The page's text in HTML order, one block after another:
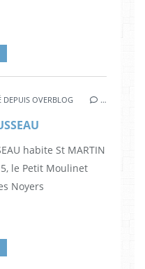
DEPUIS OVERBLOG …
habite St MARTIN
le Petit Moulinet
Noyers